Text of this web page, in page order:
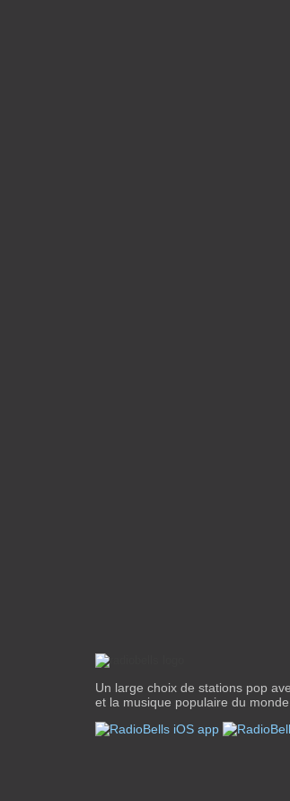
Un large choix de stations pop
et la musique populaire du monde